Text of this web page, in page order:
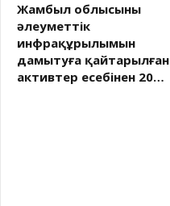
Жамбыл облысының
әлеуметтік
инфрақұрылымын
дамытуға қайтарылған
активтер есебінен 20…